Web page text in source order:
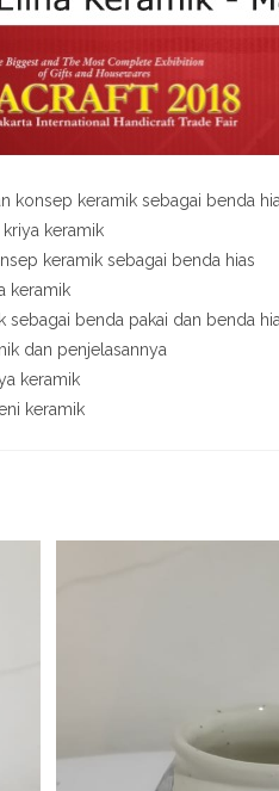
konsep keramik sebagai benda
keramik
keramik sebagai benda hias
keramik
sebagai benda pakai dan benda
dan penjelasannya
keramik
keramik